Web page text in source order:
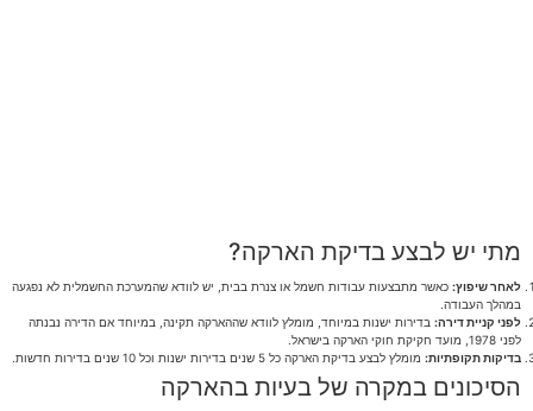
מתי יש לבצע בדיקת הארקה?
לאחר שיפוץ: כאשר מתבצעות עבודות חשמל או צנרת בבית, יש לוודא שהמערכת החשמלית לא נפגעה
במהלך העבודה.
לפני קניית דירה: בדירות ישנות במיוחד, מומלץ לוודא שההארקה תקינה, במיוחד אם הדירה נבנתה
לפני 1978, מועד חקיקת חוקי הארקה בישראל.
בדיקות תקופתיות: מומלץ לבצע בדיקת הארקה כל 5 שנים בדירות ישנות וכל 10 שנים בדירות חדשות.
הסיכונים במקרה של בעיות בהארקה